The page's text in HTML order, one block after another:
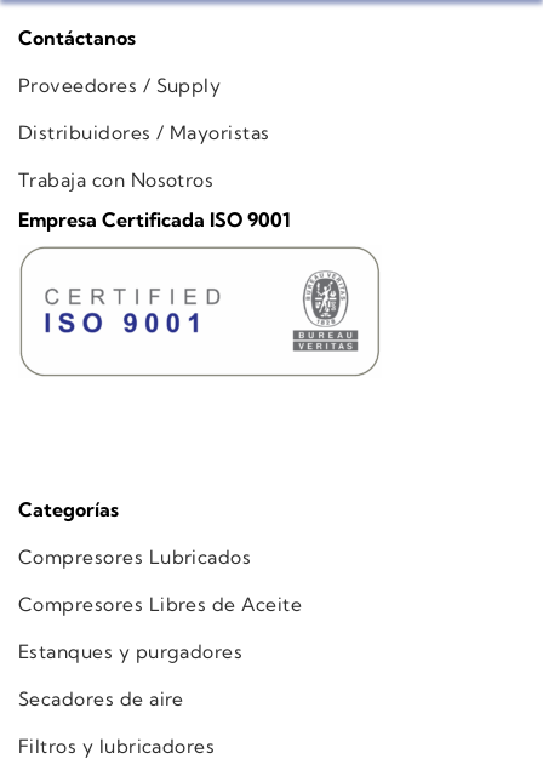
Categorías
Compresores Lubricados
Compresores Libres de Aceite
Estanques y purgadores
Secadores de aire
Filtros y lubricadores
Contáctanos
Proveedores / Supply
Distribuidores / Mayoristas
Trabaja con Nosotros
Empresa Certificada ISO 9001